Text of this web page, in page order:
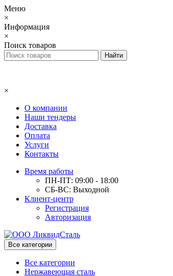
Меню
×
Информация
×
Поиск товаров
×
О компании
Наши тендеры
Доставка
Оплата
Услуги
Контакты
Время работы
ПН-ПТ: 09:00 - 18:00
СБ-ВС: Выходной
Клиент-центр
Регистрация
Авторизация
Все категории
Все категории
Нержавеющая сталь